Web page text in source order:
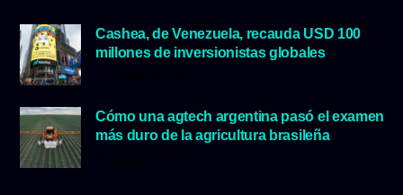
Cashea, de Venezuela, recauda USD 100
millones de inversionistas globales
Cómo una agtech argentina pasó el examen
más duro de la agricultura brasileña